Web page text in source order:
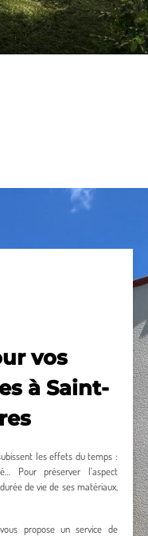
vos
à Saint-
les effets du temps :
Pour préserver l’aspect
de vie de ses matériaux,
propose un service de